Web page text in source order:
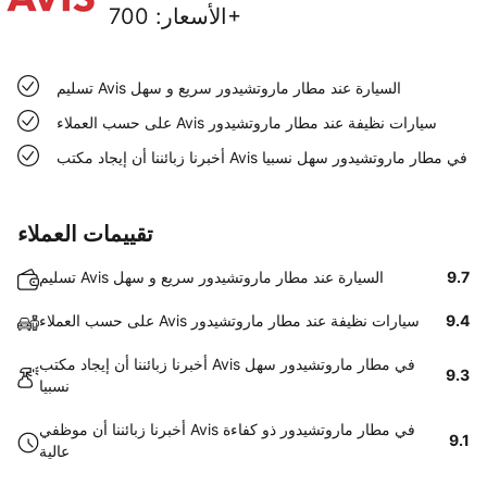
الأسعار : 700+
تسليم Avis السيارة عند مطار ماروتشيدور سريع و سهل
على حسب العملاء Avis سيارات نظيفة عند مطار ماروتشيدور
أخبرنا زبائننا أن إيجاد مكتب Avis في مطار ماروتشيدور سهل نسبيا
تقييمات العملاء
تسليم Avis السيارة عند مطار ماروتشيدور سريع و سهل 9.7
على حسب العملاء Avis سيارات نظيفة عند مطار ماروتشيدور 9.4
أخبرنا زبائننا أن إيجاد مكتب Avis في مطار ماروتشيدور سهل
نسبيا
9.3
أخبرنا زبائننا أن موظفي Avis في مطار ماروتشيدور ذو كفاءة
عالية
9.1